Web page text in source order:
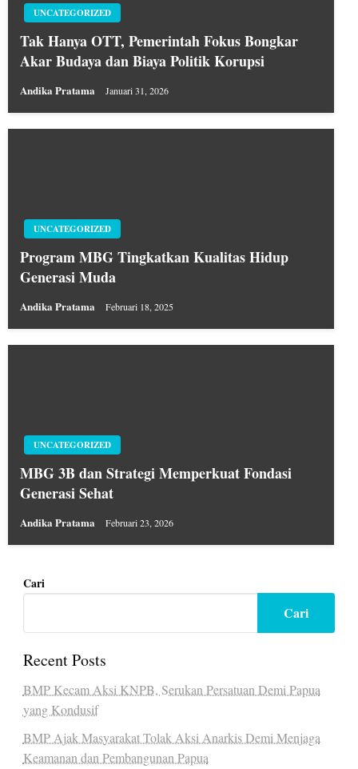
UNCATEGORIZED
Tak Hanya OTT, Pemerintah Fokus Bongkar
Akar Budaya dan Biaya Politik Korupsi
Andika Pratama Januari 31, 2026
UNCATEGORIZED
Program MBG Tingkatkan Kualitas Hidup
Generasi Muda
Andika Pratama Februari 18, 2025
UNCATEGORIZED
MBG 3B dan Strategi Memperkuat Fondasi
Generasi Sehat
Andika Pratama Februari 23, 2026
Cari
Cari
Recent Posts
BMP Kecam Aksi KNPB, Serukan Persatuan Demi Papua
yang Kondusif
BMP Ajak Masyarakat Tolak Aksi Anarkis Demi Menjaga
Keamanan dan Pembangunan Papua